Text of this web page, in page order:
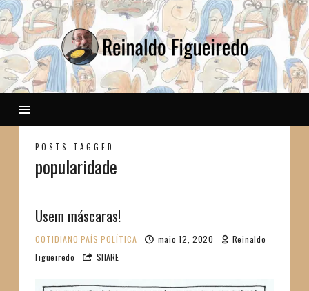
Reinaldo
POSTS TAGGED
popularidade
Usem máscaras!
COTIDIANO PAÍS POLÍTICA maio 12, 2020
Reinaldo
Figueiredo
SHARE